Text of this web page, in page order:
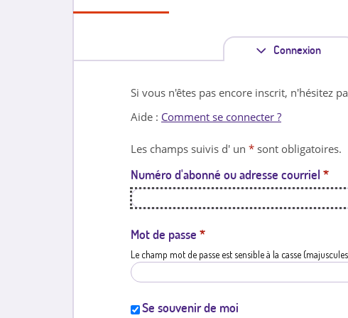
Connexion
n
l
e
Si vous n'êtes pas encore inscrit, n'hésitez
Aide : Comment se connecter ?
Les champs suivis d' un * sont obligatoires.
Numéro d'abonné ou adresse courriel *
Mot de passe *
Le champ mot de passe est sensible à la casse
Se souvenir de moi